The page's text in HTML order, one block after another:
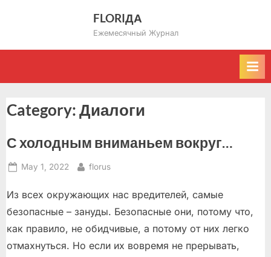
FLORIДА
Ежемесячный Журнал
Category:Диалоги
С холодным вниманьем вокруг…
Posted
May 1, 2022 By
florus
Из всех окружающих нас вредителей, самые
безопасные – зануды. Безопасные они, потому что,
как правило, не обидчивые, а потому от них легко
отмахнуться. Но если их вовремя не прерывать,